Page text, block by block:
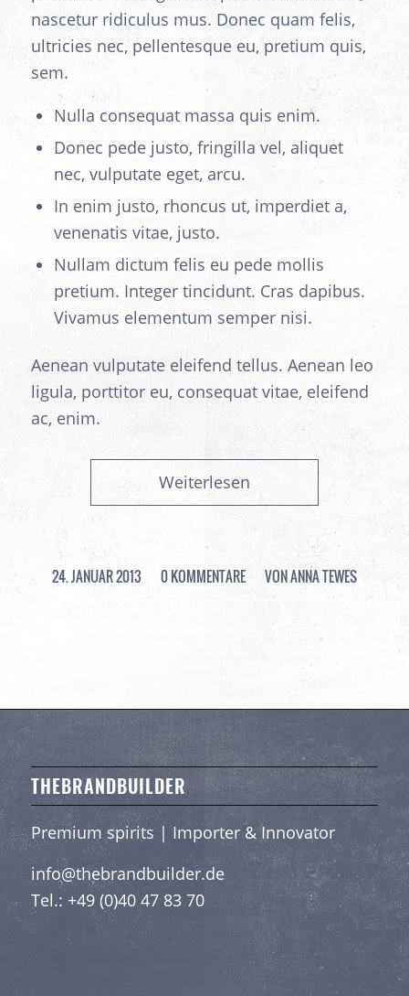
nascetur ridiculus mus. Donec quam felis,
ultricies nec, pellentesque eu, pretium quis,
sem.
Nulla consequat massa quis enim.
Donec pede justo, fringilla vel, aliquet
nec, vulputate eget, arcu.
In enim justo, rhoncus ut, imperdiet a,
venenatis vitae, justo.
Nullam dictum felis eu pede mollis
pretium. Integer tincidunt. Cras dapibus.
Vivamus elementum semper nisi.
Aenean vulputate eleifend tellus. Aenean leo
ligula, porttitor eu, consequat vitae, eleifend
ac, enim.
Weiterlesen
24. JANUAR 2013
/ 0 KOMMENTARE
/ VON ANNA TEWES
THEBRANDBUILDER
Premium spirits | Importer & Innovator
info@thebrandbuilder.de
Tel.: +49 (0)40 47 83 70